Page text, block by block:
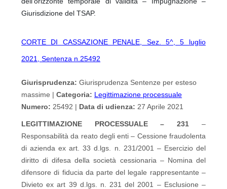
Giurisdizione del TSAP.
CORTE DI CASSAZIONE PENALE, Sez. 5^, 5 luglio
2021, Sentenza n.25492
Giurisprudenza: Giurisprudenza Sentenze per esteso
massime |Categoria: Legittimazione processuale
Numero: 25492 | Data di udienza: 27 Aprile 2021
LEGITTIMAZIONE PROCESSUALE – 231 –
Responsabilità da reato degli enti – Cessione fraudolenta
di azienda ex art. 33 d.lgs. n. 231/2001 – Esercizio del
diritto di difesa della società cessionaria – Nomina del
difensore di fiducia da parte del legale rappresentante –
Divieto ex art 39 d.lgs. n. 231 del 2001 – Esclusione –